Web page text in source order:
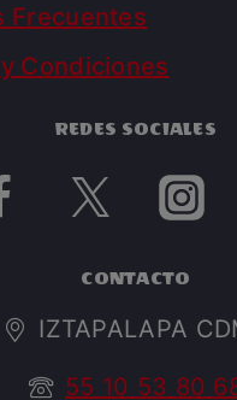
Frecuentes
Condiciones
REDES SOCIALES
CONTACTO
IZTAPALAPA
55 10 53 80